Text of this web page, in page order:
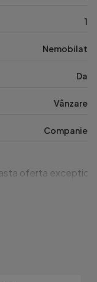
1
Nemobilat
Da
Vânzare
Companie
oferta